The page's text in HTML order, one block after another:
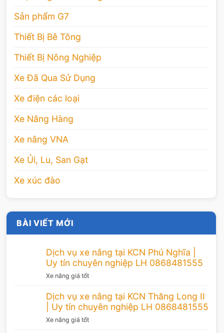
Sản phẩm G7
Thiết Bị Bê Tông
Thiết Bị Nông Nghiệp
Xe Đã Qua Sử Dụng
Xe điện các loại
Xe Nâng Hàng
Xe nâng VNA
Xe Ủi, Lu, San Gạt
Xe xúc đào
BÀI VIẾT MỚI
Dịch vụ xe nâng tại KCN Phú Nghĩa |
Uy tín chuyên nghiệp LH 0868481555
Xe nâng giá tốt
Dịch vụ xe nâng tại KCN Thăng Long II
| Uy tín chuyên nghiệp LH 0868481555
Xe nâng giá tốt